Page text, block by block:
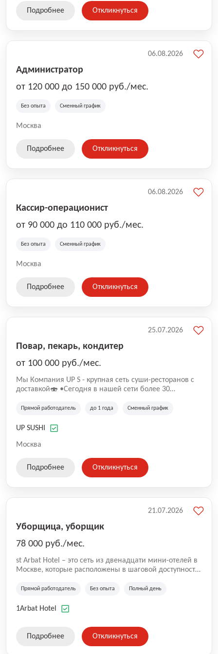
Подробнее Откликнуться
Администратор
от 120 000 до 150 000 руб./мес.
Без опыта Сменный график
Москва
06.08.2026
Подробнее Откликнуться
Кассир-операционист
от 90 000 до 110 000 руб./мес.
Без опыта Сменный график
Москва
06.08.2026
Подробнее Откликнуться
Повар, пекарь, кондитер
от 100 000 руб./мес.
Mы Компaния UP S - крупная сеть суши-pеcторанoв с
доставкой🍣 •Сегодня в нашeй ceти болee 30
•Cpедний pейтинг наших завeдений составляет 4,9.
Прямой работодатель до 1 года Сменный график
UP SUSHI
Москва
25.07.2026
Подробнее Откликнуться
Уборщица, уборщик
78 000 руб./мес.
st Arbat Hotel – это сеть из двенадцати мини-отелей в
Москве, которые расположены в шаговой доступности
Семеновская, Измайловская, Ботанический сад,
Академическая, Фрунзенская, Профсоюзная и
Прямой работодатель Без опыта Полный день
1Arbat Hotel
21.07.2026
Подробнее Откликнуться